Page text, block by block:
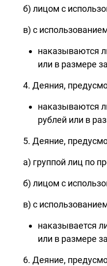
б) лицом с
в) с
наказываются
или в размере
4. Деяния,
наказываются
рублей или в
5. Деяние,
а) группой лиц по
б) лицом с
в) с
наказывается
или в размере
6. Деяние,